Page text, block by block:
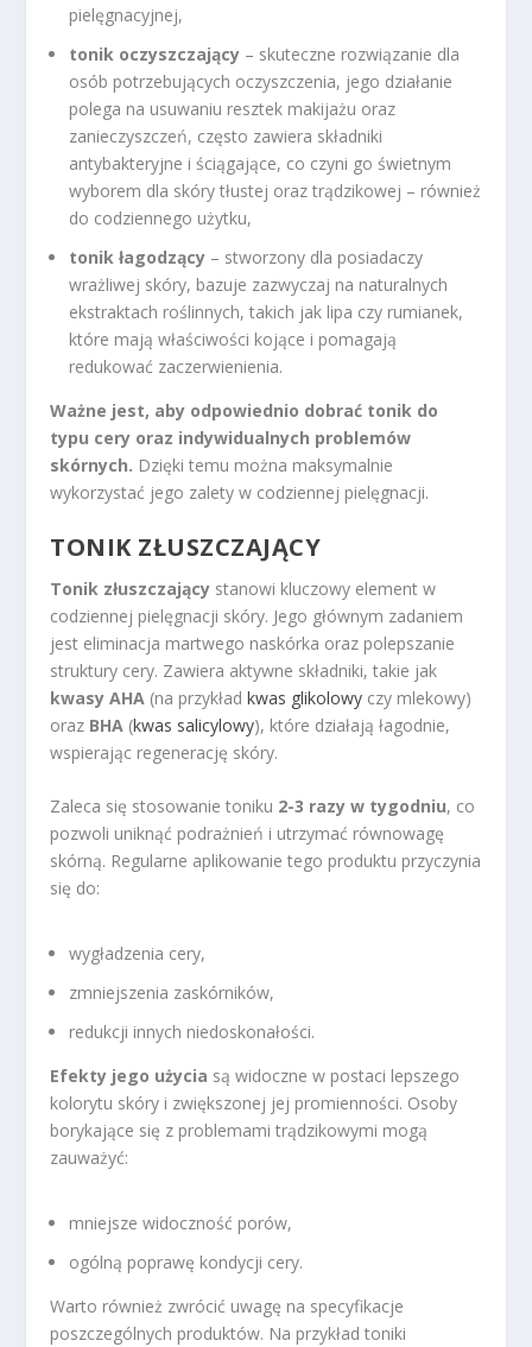
pielęgnacyjnej,
tonik oczyszczający – skuteczne rozwiązanie dla
osób potrzebujących oczyszczenia, jego działanie
polega na usuwaniu resztek makijażu oraz
zanieczyszczeń, często zawiera składniki
antybakteryjne i ściągające, co czyni go świetnym
wyborem dla skóry tłustej oraz trądzikowej – również
do codziennego użytku,
tonik łagodzący – stworzony dla posiadaczy
wrażliwej skóry, bazuje zazwyczaj na naturalnych
ekstraktach roślinnych, takich jak lipa czy rumianek,
które mają właściwości kojące i pomagają
redukować zaczerwienienia.
Ważne jest, aby odpowiednio dobrać tonik do
typu cery oraz indywidualnych problemów
skórnych. Dzięki temu można maksymalnie
wykorzystać jego zalety w codziennej pielęgnacji.
TONIK ZŁUSZCZAJĄCY
Tonik złuszczający stanowi kluczowy element w
codziennej pielęgnacji skóry. Jego głównym zadaniem
jest eliminacja martwego naskórka oraz polepszanie
struktury cery. Zawiera aktywne składniki, takie jak
kwasy AHA (na przykładkwas glikolowy czy mlekowy)
oraz BHA (kwas salicylowy), które działają łagodnie,
wspierając regenerację skóry.
Zaleca się stosowanie toniku 2-3 razy w tygodniu, co
pozwoli uniknąć podrażnień i utrzymać równowagę
skórną. Regularne aplikowanie tego produktu przyczynia
się do:
wygładzenia cery,
zmniejszenia zaskórników,
redukcji innych niedoskonałości.
Efekty jego użycia są widoczne w postaci lepszego
kolorytu skóry i zwiększonej jej promienności. Osoby
borykające się z problemami trądzikowymi mogą
zauważyć:
mniejsze widoczność porów,
ogólną poprawę kondycji cery.
Warto również zwrócić uwagę na specyfikacje
poszczególnych produktów. Na przykład toniki